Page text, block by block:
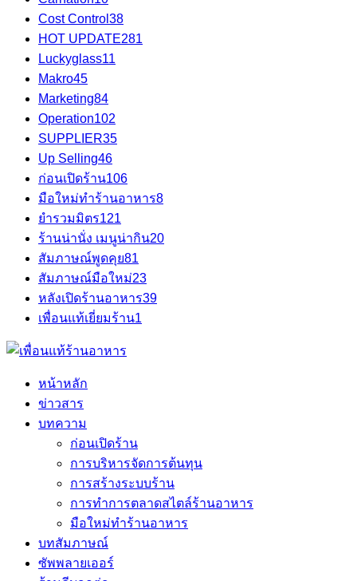
Cost Control 38
HOT UPDATE281
Luckyglass11
Makro45
Marketing84
Operation102
SUPPLIER35
Up Selling46
ก่อนเปิดร้าน106
มือใหม่ทำร้านอาหาร8
ยำรวมมิตร121
ร้านน่านั่ง เมนูน่ากิน20
สัมภาษณ์พูดคุย81
สัมภาษณ์มือใหม่23
หลังเปิดร้านอาหาร39
เพื่อนแท้เยี่ยมร้าน1
หน้าหลัก
ข่าวสาร
บทความ
ก่อนเปิดร้าน
การบริหารจัดการต้นทุน
การสร้างระบบร้าน
การทำการตลาดสไตล์ร้านอาหาร
มือใหม่ทำร้านอาหาร
บทสัมภาษณ์
ซัพพลายเออร์